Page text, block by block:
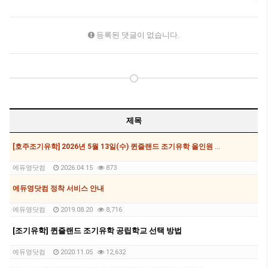
등록된 댓글이 없습니다.
제목
[호주조기유학] 2026년 5월 13일(수) 퀸즐랜드 조기유학 올인원 설명회
에듀영닷컴 2026.04.15 873
에듀영닷컴 정착 서비스 안내
에듀영닷컴 2019.08.20 8,716
[조기유학] 퀸즐랜드 조기유학 공립학교 선택 방법
에듀영닷컴 2020.11.05 12,632